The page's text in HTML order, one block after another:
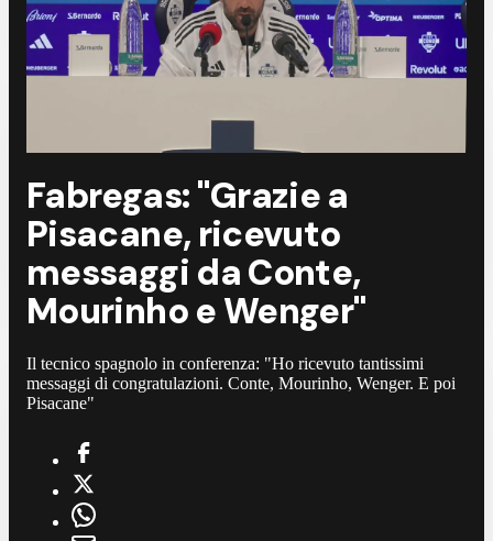
Fabregas: "Grazie a
Pisacane, ricevuto
messaggi da Conte,
Mourinho e Wenger"
Il tecnico spagnolo in conferenza: "Ho ricevuto tantissimi
messaggi di congratulazioni. Conte, Mourinho, Wenger. E poi
Pisacane"